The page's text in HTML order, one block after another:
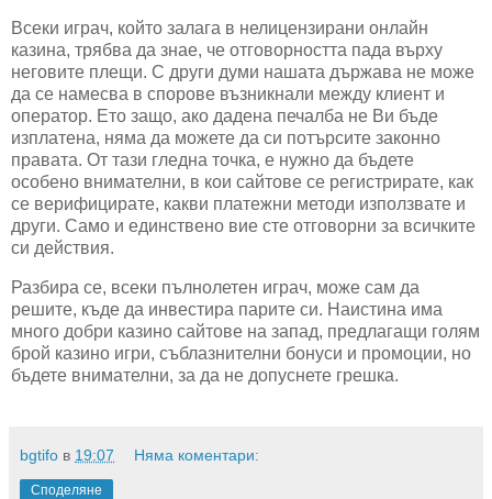
Всеки играч, който залага в нелицензирани онлайн
казина, трябва да знае, че отговорността пада върху
неговите плещи. С други думи нашата държава не може
да се намесва в спорове възникнали между клиент и
оператор. Ето защо, ако дадена печалба не Ви бъде
изплатена, няма да можете да си потърсите законно
правата. От тази гледна точка, е нужно да бъдете
особено внимателни, в кои сайтове се регистрирате, как
се верифицирате, какви платежни методи използвате и
други. Само и единствено вие сте отговорни за всичките
си действия.
Разбира се, всеки пълнолетен играч, може сам да
решите, къде да инвестира парите си. Наистина има
много добри казино сайтове на запад, предлагащи голям
брой казино игри, съблазнителни бонуси и промоции, но
бъдете внимателни, за да не допуснете грешка.
bgtifo в 19:07 Няма коментари:
Споделяне